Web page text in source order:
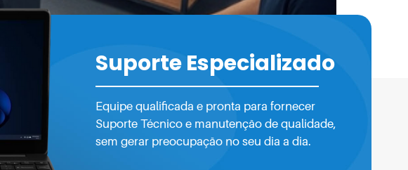
de marketing que desejam destacar suas campanhas no
mensagens de forma clara, atraente e eficaz. A
afeta diretamente a percepção do público e […]
Suporte Especializado
Equipe qualificada e pronta para fornecer
Suporte Técnico e manutenção de qualidade,
sem gerar preocupação no seu dia a dia.